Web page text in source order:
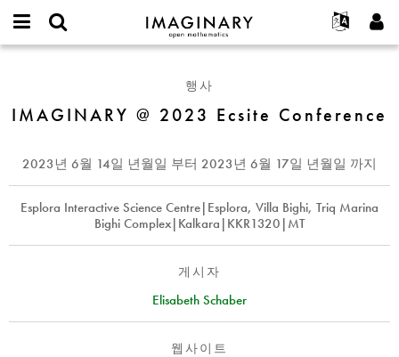
IMAGINARY
open
Français
Deutsch
Español
Türkçe
Programs
Galleries
Films
Texts
Exhibitions
프로젝트
참가하기
username
*밀
가입하기
새로운 비밀번호 요청하기
2023
Conference
행사
IMAGINARY @ 2023 Ecsite Conference
2023년 6월 14일 년월일 부터 2023년 6월 17일 년월일 까지
Esplora Interactive Science Centre|Esplora, Villa Bighi, Triq Marina
Bighi Complex|Kalkara|KKR1320|MT
게시자
Elisabeth Schaber
웹사이트